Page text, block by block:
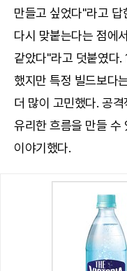
만들고 싶었다"라고
다시 맞붙는다는 점에
같았다"라고 덧붙였다
했지만 특정 빌드보다
더 많이 고민했다. 공
유리한 흐름을 만들 수
이야기했다.